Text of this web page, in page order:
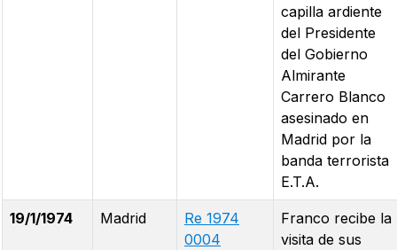
capilla ardiente
del Presidente
del Gobierno
Almirante
Carrero Blanco
asesinado en
Madrid por la
banda terrorista
E.T.A.
19/1/1974 Madrid
Re 1974
0004
Franco recibe la
visita de sus